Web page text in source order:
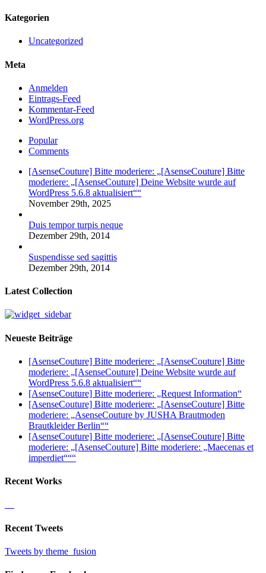
Kategorien
Uncategorized
Meta
Anmelden
Eintrags-Feed
Kommentar-Feed
WordPress.org
Popular
Comments
[AsenseCouture] Bitte moderiere: „[AsenseCouture] Bitte
moderiere: „[AsenseCouture] Deine Website wurde auf
WordPress 5.6.8 aktualisiert““
November 29th, 2025
Duis tempor turpis neque
Dezember 29th, 2014
Suspendisse sed sagittis
Dezember 29th, 2014
Latest Collection
Neueste Beiträge
[AsenseCouture] Bitte moderiere: „[AsenseCouture] Bitte
moderiere: „[AsenseCouture] Deine Website wurde auf
WordPress 5.6.8 aktualisiert““
[AsenseCouture] Bitte moderiere: „Request Information“
[AsenseCouture] Bitte moderiere: „[AsenseCouture] Bitte
moderiere: „AsenseCouture by JUSHA Brautmoden
Brautkleider Berlin““
[AsenseCouture] Bitte moderiere: „[AsenseCouture] Bitte
moderiere: „[AsenseCouture] Bitte moderiere: „Maecenas et
imperdiet“““
Recent Works
Recent Tweets
Tweets by theme_fusion